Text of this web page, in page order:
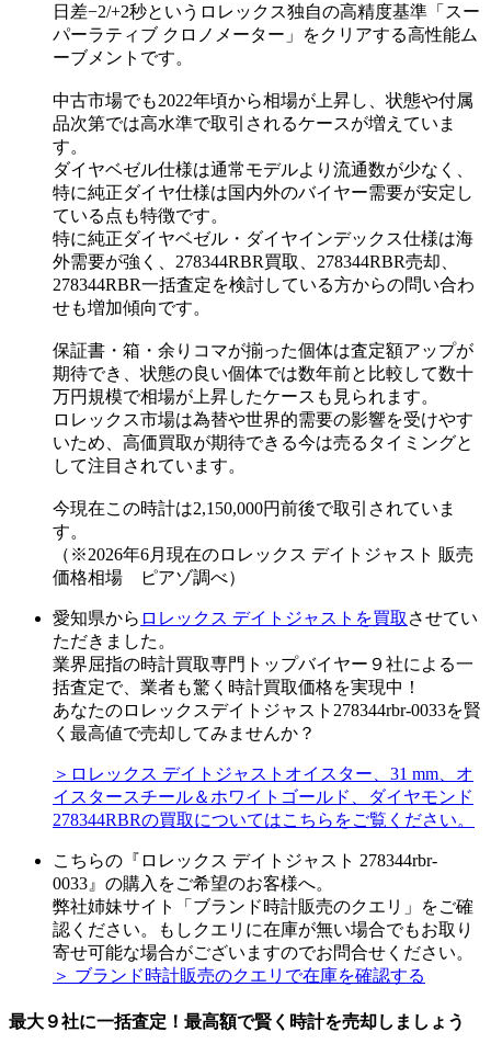
日差−2/+2秒というロレックス独自の高精度基準「スー
パーラティブ クロノメーター」をクリアする高性能ム
ーブメントです。
中古市場でも2022年頃から相場が上昇し、状態や付属
品次第では高水準で取引されるケースが増えていま
す。
ダイヤベゼル仕様は通常モデルより流通数が少なく、
特に純正ダイヤ仕様は国内外のバイヤー需要が安定し
ている点も特徴です。
特に純正ダイヤベゼル・ダイヤインデックス仕様は海
外需要が強く、278344RBR買取、278344RBR売却、
278344RBR一括査定を検討している方からの問い合わ
せも増加傾向です。
保証書・箱・余りコマが揃った個体は査定額アップが
期待でき、状態の良い個体では数年前と比較して数十
万円規模で相場が上昇したケースも見られます。
ロレックス市場は為替や世界的需要の影響を受けやす
いため、高価買取が期待できる今は売るタイミングと
して注目されています。
今現在この時計は2,150,000円前後で取引されていま
す。
（※2026年6月現在のロレックス デイトジャスト 販売
価格相場 ピアゾ調べ）
愛知県から ロレックス デイトジャストを買取 させてい
ただきました。
業界屈指の時計買取専門トップバイヤー９社による一
括査定で、業者も驚く時計買取価格を実現中！
あなたのロレックスデイトジャスト278344rbr-0033を賢
く最高値で売却してみませんか？
＞ロレックス デイトジャストオイスター、31 mm、オ
イスタースチール＆ホワイトゴールド、ダイヤモンド
278344RBRの買取についてはこちらをご覧ください。
こちらの『ロレックス デイトジャスト 278344rbr-
0033』の購入をご希望のお客様へ。
弊社姉妹サイト「ブランド時計販売のクエリ」をご確
認ください。もしクエリに在庫が無い場合でもお取り
寄せ可能な場合がございますのでお問合せください。
＞ ブランド時計販売のクエリで在庫を確認する
最大９社に一括査定！ 最高額で賢く時計を売却しましょう